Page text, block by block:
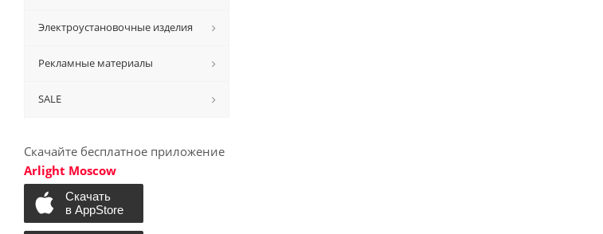
Электроустановочные изделия
Рекламные материалы
SALE
Скачайте бесплатное приложение
Arlight Moscow